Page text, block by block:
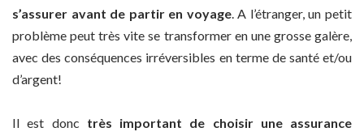
s’assurer avant de partir en voyage. A l’étranger, un petit
problème peut très vite se transformer en une grosse galère,
avec des conséquences irréversibles en terme de santé et/ou
d’argent!
Il est donc très important de choisir une assurance